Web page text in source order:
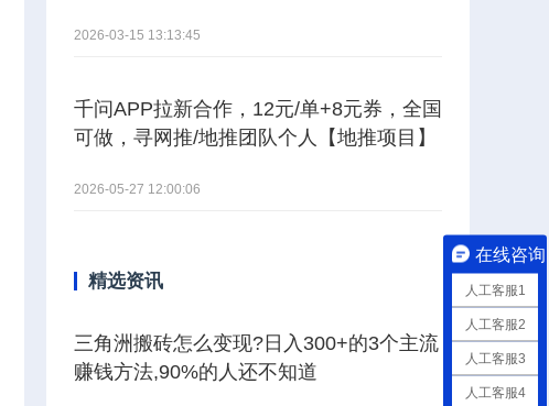
2026-03-15 13:13:45
千问APP拉新合作，12元/单+8元券，全国
可做，寻网推/地推团队个人【地推项目】
2026-05-27 12:00:06
精选资讯
三角洲搬砖怎么变现?日入300+的3个主流
赚钱方法,90%的人还不知道
在线咨询
人工客服1
人工客服2
人工客服3
人工客服4